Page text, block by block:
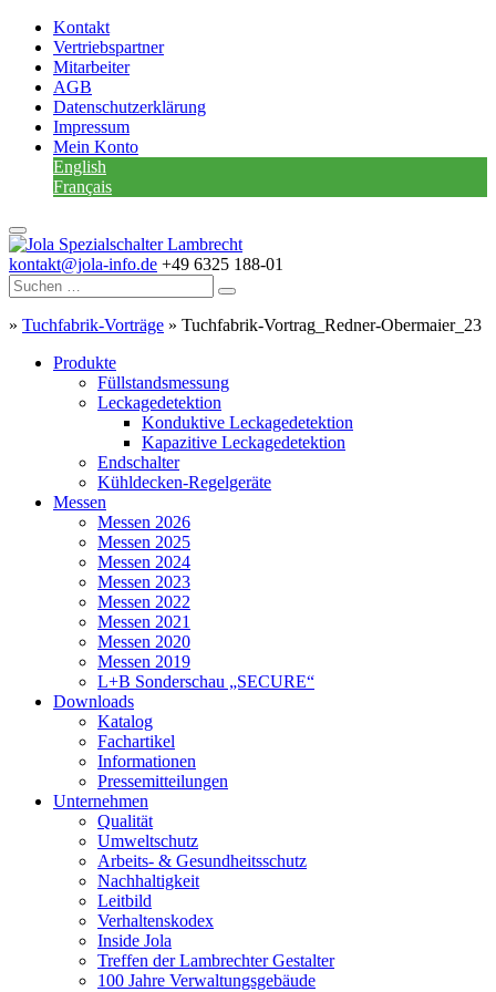
Kontakt
Vertriebspartner
Mitarbeiter
AGB
Datenschutzerklärung
Impressum
Mein Konto
English
Français
kontakt@jola-info.de +49 6325 188-01
» Tuchfabrik-Vorträge » Tuchfabrik-Vortrag_Redner-Obermaier_23
Produkte
Füllstandsmessung
Leckagedetektion
Konduktive Leckagedetektion
Kapazitive Leckagedetektion
Endschalter
Kühldecken-Regelgeräte
Messen
Messen 2026
Messen 2025
Messen 2024
Messen 2023
Messen 2022
Messen 2021
Messen 2020
Messen 2019
L+B Sonderschau „SECURE“
Downloads
Katalog
Fachartikel
Informationen
Pressemitteilungen
Unternehmen
Qualität
Umweltschutz
Arbeits- & Gesundheitsschutz
Nachhaltigkeit
Leitbild
Verhaltenskodex
Inside Jola
Treffen der Lambrechter Gestalter
100 Jahre Verwaltungsgebäude